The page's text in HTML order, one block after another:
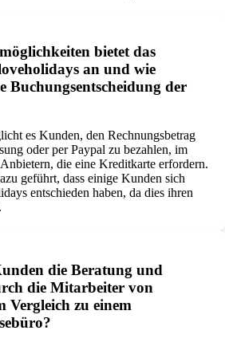
bietet das
an und wie
Buchungsentscheidung der
es Kunden, den Rechnungsbetrag
oder per Paypal zu bezahlen, im
die eine Kreditkarte erfordern.
geführt, dass einige Kunden sich
entschieden haben, da dies ihren
die Beratung und
die Mitarbeiter von
Vergleich zu einem